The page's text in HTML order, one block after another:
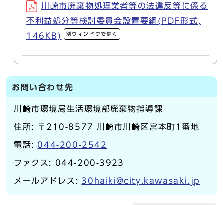
川崎市廃棄物処理業者等の法違反等に係る
不利益処分等検討委員会設置要綱(PDF形式,
146KB)
別ウィンドウで開く
お問い合わせ先
川崎市環境局生活環境部廃棄物指導課
住所: 〒210-8577 川崎市川崎区宮本町1番地
電話: 044-200-2542
ファクス: 044-200-3923
メールアドレス: 30haiki@city.kawasaki.jp